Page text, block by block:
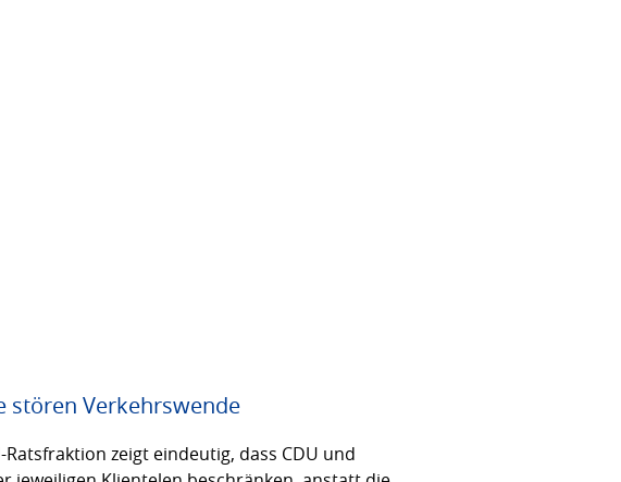
stören Verkehrswende
zeigt eindeutig, dass CDU und